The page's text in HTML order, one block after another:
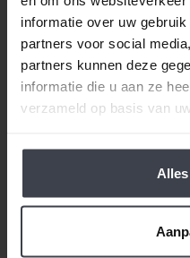
informatie over uw
partners voor social
partners kunnen deze
informatie die u aan ze
verzameld op basis van
Laat ook uw woning
en moderne look.
Gratis